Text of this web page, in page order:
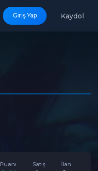
Giriş Yap Kaydol
Puanı Satış İlan